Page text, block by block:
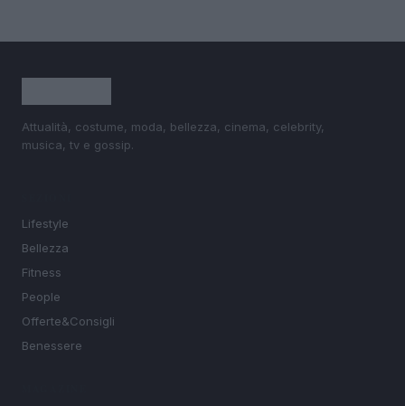
Attualità, costume, moda, bellezza, cinema, celebrity,
musica, tv e gossip.
Lifestyle
Bellezza
Fitness
People
Offerte&Consigli
Benessere